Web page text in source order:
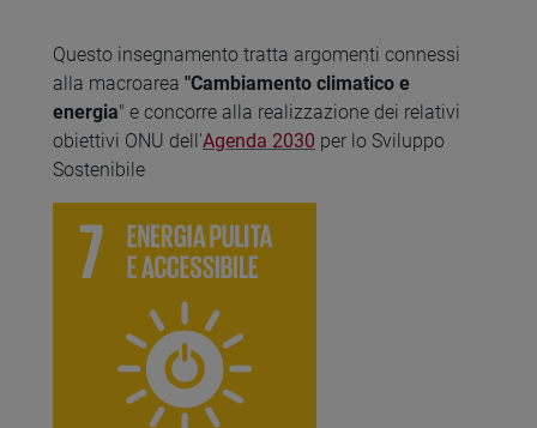
Questo insegnamento tratta argomenti connessi
alla macroarea "Cambiamento climatico e
energia" e concorre alla realizzazione dei relativi
obiettivi ONU dell'Agenda 2030 per lo Sviluppo
Sostenibile